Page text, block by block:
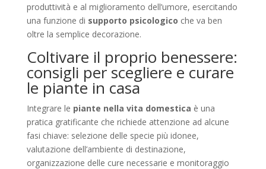
produttività e al miglioramento dell’umore, esercitando
una funzione di supporto psicologico che va ben
oltre la semplice decorazione.
Coltivare il proprio benessere:
consigli per scegliere e curare
le piante in casa
Integrare le piante nella vita domestica è una
pratica gratificante che richiede attenzione ad alcune
fasi chiave: selezione delle specie più idonee,
valutazione dell’ambiente di destinazione,
organizzazione delle cure necessarie e monitoraggio